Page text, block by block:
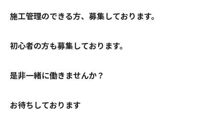
施工管理のできる方、募集しております。
初心者の方も募集しております。
是非一緒に働きませんか？
お待ちしております